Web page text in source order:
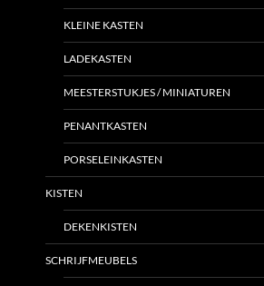
KLEINE KASTEN
LADEKASTEN
MEESTERSTUKJES / MINIATUREN
PENANTKASTEN
PORSELEINKASTEN
KISTEN
DEKENKISTEN
SCHRIJFMEUBELS